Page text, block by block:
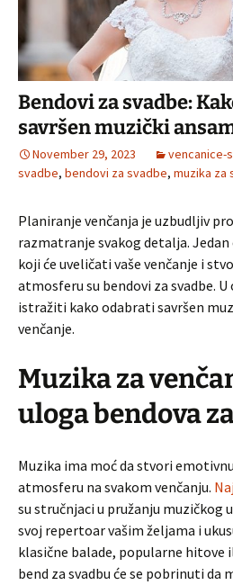
Bendovi za svadbe:
savršen muzički
November 29, 2023 vencanice-
svadbe, bendovi za svadbe, muzika za
Planiranje venčanja je uzbudljiv
razmatranje svakog detalja.
koji će uveličati vaše venčanje i
atmosferu su bendovi za svadbe.
istražiti kako odabrati savršen
venčanje.
Muzika za
uloga bendova
Muzika ima moć da stvori
atmosferu na svakom venčanju.
su stručnjaci u pružanju
svoj repertoar vašim željama i
klasične balade, popularne
bend za svadbu će se pobrinuti da